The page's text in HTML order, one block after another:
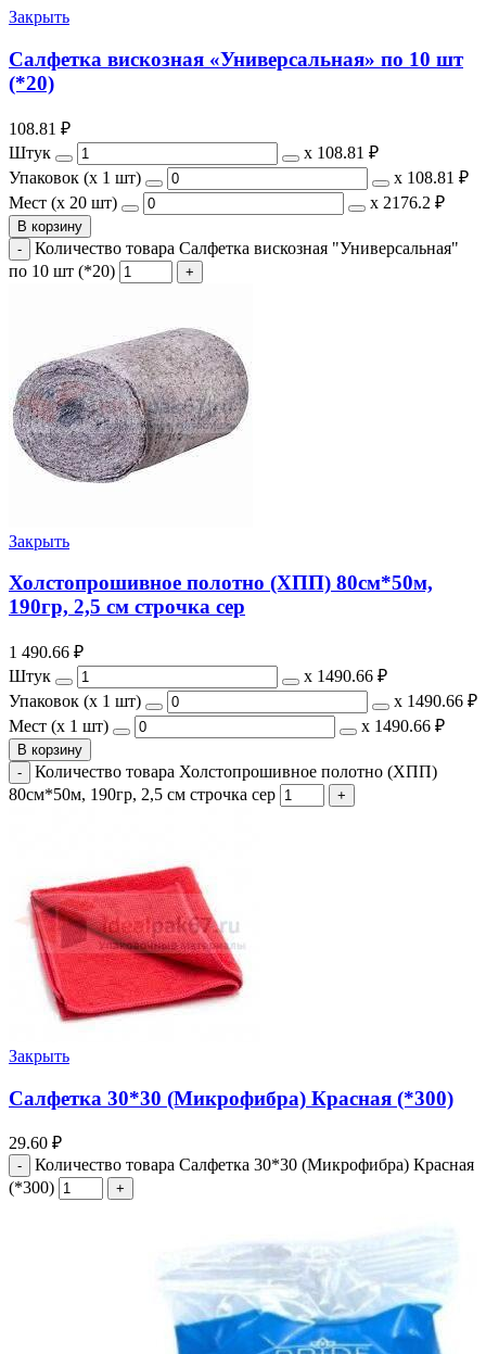
Закрыть
Салфетка вискозная «Универсальная» по 10 шт
(*20)
108.81 ₽
Штук
х 108.81 ₽
Упаковок (x 1 шт)
х 108.81 ₽
Мест (x 20 шт)
х 2176.2 ₽
В корзину
Количество товара Салфетка вискозная "Универсальная"
по 10 шт (*20)
Закрыть
Холстопрошивное полотно (ХПП) 80см*50м,
190гр, 2,5 см строчка сер
1 490.66 ₽
Штук
х 1490.66 ₽
Упаковок (x 1 шт)
х 1490.66 ₽
Мест (x 1 шт)
х 1490.66 ₽
В корзину
Количество товара Холстопрошивное полотно (ХПП)
80см*50м, 190гр, 2,5 см строчка сер
Закрыть
Салфетка 30*30 (Микрофибра) Красная (*300)
29.60 ₽
Количество товара Салфетка 30*30 (Микрофибра) Красная
(*300)